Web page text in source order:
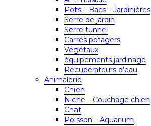
Pots – Bacs – Jardinières
Serre de jardin
Serre tunnel
Carrés potagers
Végétaux
équipements jardinage
Récupérateurs d’eau
Animalerie
Chien
Niche – Couchage chien
Chat
Poisson – Aquarium